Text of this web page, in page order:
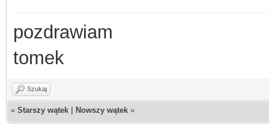
pozdrawiam
tomek
Szukaj
« Starszy wątek Nowszy wątek »